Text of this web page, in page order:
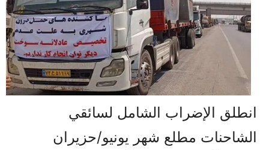
انطلق الإضراب الشامل لسائقي
الشاحنات مطلع شهر يونيو/حزيران